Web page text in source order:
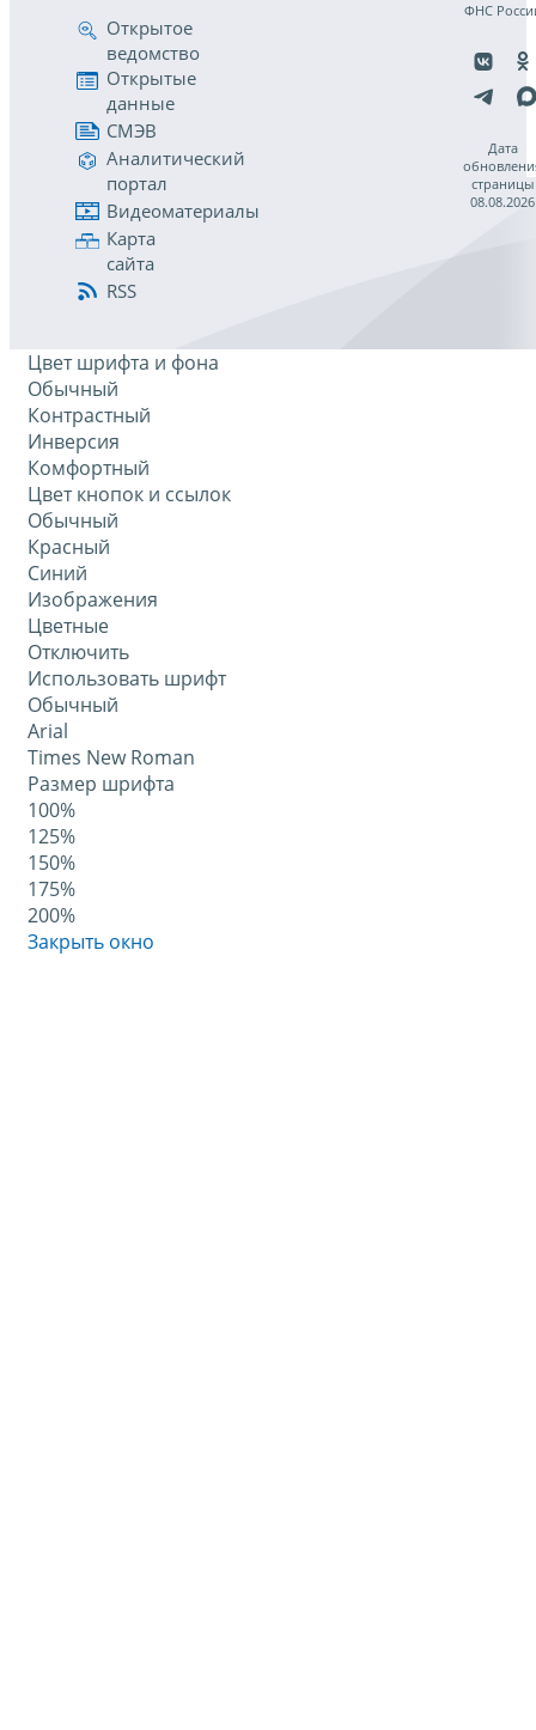
Открытое
ведомство
Открытые
данные
СМЭВ
Аналитический
портал
Видеоматериалы
Карта
сайта
RSS
ФНС
Дата
страницы
08.08.2026
Цвет шрифта и фона
Обычный
Контрастный
Инверсия
Комфортный
Цвет кнопок и ссылок
Обычный
Красный
Синий
Изображения
Цветные
Отключить
Использовать шрифт
Обычный
Arial
Times New Roman
Размер шрифта
100%
125%
150%
175%
200%
Закрыть окно